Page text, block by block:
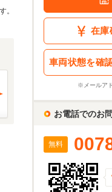
。
在庫
車両状態を確
※メールア
お電話でのお
無料